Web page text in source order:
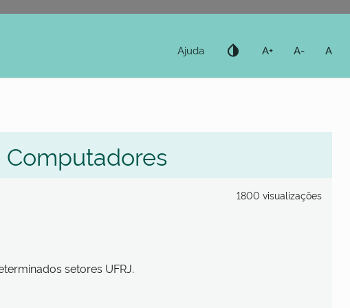
Ajuda invert_colors A+ A- A
1800 visualizações
setores UFRJ.